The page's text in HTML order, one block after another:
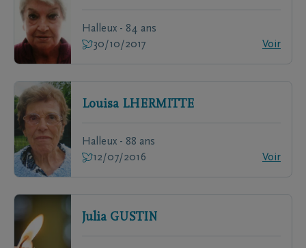
Halleux - 84 ans
30/10/2017
Voir
Louisa LHERMITTE
Halleux - 88 ans
12/07/2016
Voir
Julia GUSTIN